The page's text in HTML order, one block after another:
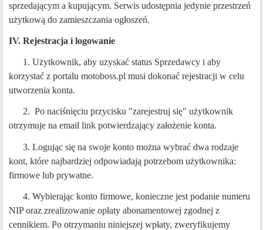
sprzedającym a kupującym. Serwis udostępnia jedynie przestrzeń
użytkową do zamieszczania ogłoszeń.
IV. Rejestracja i logowanie
1. Użytkownik, aby uzyskać status Sprzedawcy i aby
korzystać z portalu motoboss.pl musi dokonać rejestracji w celu
utworzenia konta.
2. Po naciśnięciu przycisku "zarejestruj się" użytkownik
otrzymuje na email link potwierdzający założenie konta.
3. Logując się na swoje konto można wybrać dwa rodzaje
kont, które najbardziej odpowiadają potrzebom użytkownika:
firmowe lub prywatne.
4. Wybierając konto firmowe, konieczne jest podanie numeru
NIP oraz zrealizowanie opłaty abonamentowej zgodnej z
cennikiem. Po otrzymaniu niniejszej wpłaty, zweryfikujemy